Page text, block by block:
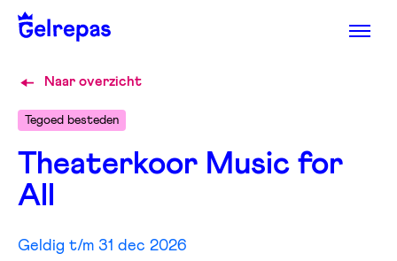
Naar overzicht
Tegoed besteden
Theaterkoor Music for
All
Geldig t/m 31 dec 2026